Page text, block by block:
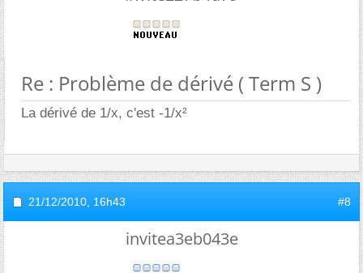
Re : Problème de dérivé ( Term S )
La dérivé de 1/x, c'est -1/x²
21/12/2010, 16h43 #8
invitea3eb043e